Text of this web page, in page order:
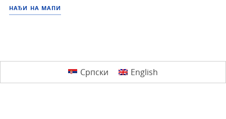
НАЂИ НА МАПИ
Српски English